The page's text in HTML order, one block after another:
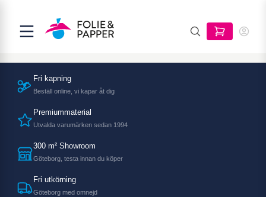
Fri kapning
Beställ online, vi kapar åt dig
Premiummaterial
Utvalda varumärken sedan 1994
300 m² Showroom
Göteborg, testa innan du köper
Fri utkörning
Göteborg med omnejd